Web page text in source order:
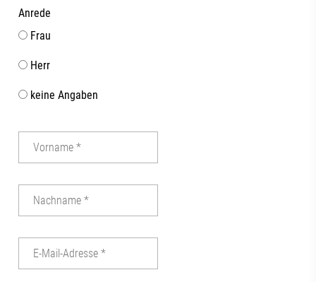
Anrede
Frau
Herr
keine Angaben